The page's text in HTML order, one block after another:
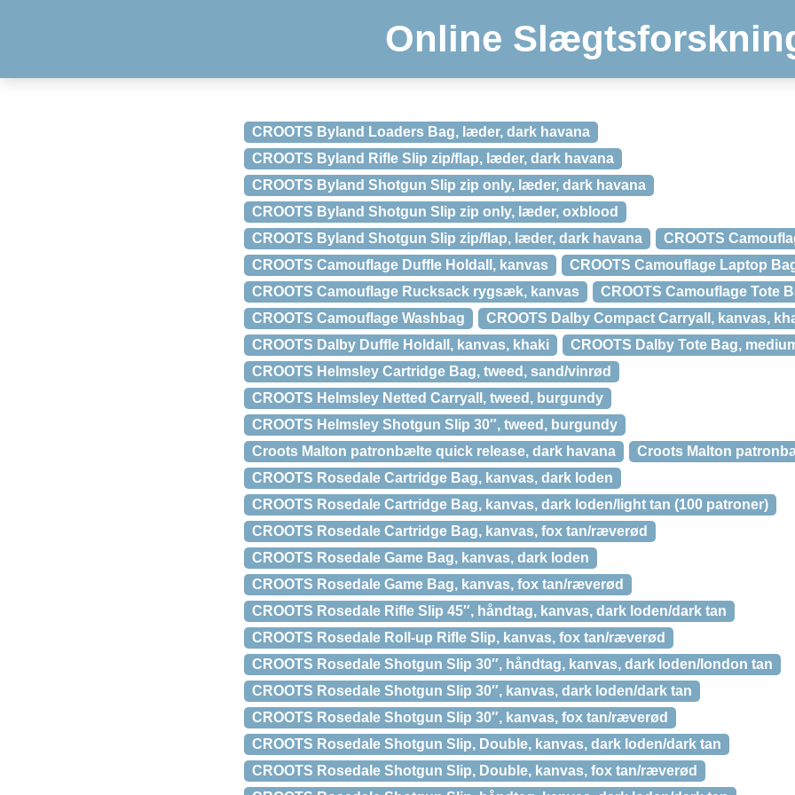
Online
CROOTS Byland Loaders Bag, læder, dark havana
CROOTS Byland Rifle Slip zip/flap, læder, dark havana
CROOTS Byland Shotgun Slip zip only, læder, dark havana
CROOTS Byland Shotgun Slip zip only, læder, oxblood
CROOTS Byland Shotgun Slip zip/flap, læder, dark havana
CROOTS
CROOTS Camouflage Duffle Holdall, kanvas
CROOTS Camouflage Laptop
CROOTS Camouflage Rucksack rygsæk, kanvas
CROOTS Camouflage Tote
CROOTS Camouflage Washbag
CROOTS Dalby Compact Carryall, kanvas,
CROOTS Dalby Duffle Holdall, kanvas, khaki
CROOTS Dalby Tote Bag,
CROOTS Helmsley Cartridge Bag, tweed, sand/vinrød
CROOTS Helmsley Netted Carryall, tweed, burgundy
CROOTS Helmsley Shotgun Slip 30″, tweed, burgundy
Croots Malton patronbælte quick release, dark havana
Croots Malton
CROOTS Rosedale Cartridge Bag, kanvas, dark loden
CROOTS Rosedale Cartridge Bag, kanvas, dark loden/light tan (100 patroner)
CROOTS Rosedale Cartridge Bag, kanvas, fox tan/ræverød
CROOTS Rosedale Game Bag, kanvas, dark loden
CROOTS Rosedale Game Bag, kanvas, fox tan/ræverød
CROOTS Rosedale Rifle Slip 45″, håndtag, kanvas, dark loden/dark tan
CROOTS Rosedale Roll-up Rifle Slip, kanvas, fox tan/ræverød
CROOTS Rosedale Shotgun Slip 30″, håndtag, kanvas, dark loden/london tan
CROOTS Rosedale Shotgun Slip 30″, kanvas, dark loden/dark tan
CROOTS Rosedale Shotgun Slip 30″, kanvas, fox tan/ræverød
CROOTS Rosedale Shotgun Slip, Double, kanvas, dark loden/dark tan
CROOTS Rosedale Shotgun Slip, Double, kanvas, fox tan/ræverød